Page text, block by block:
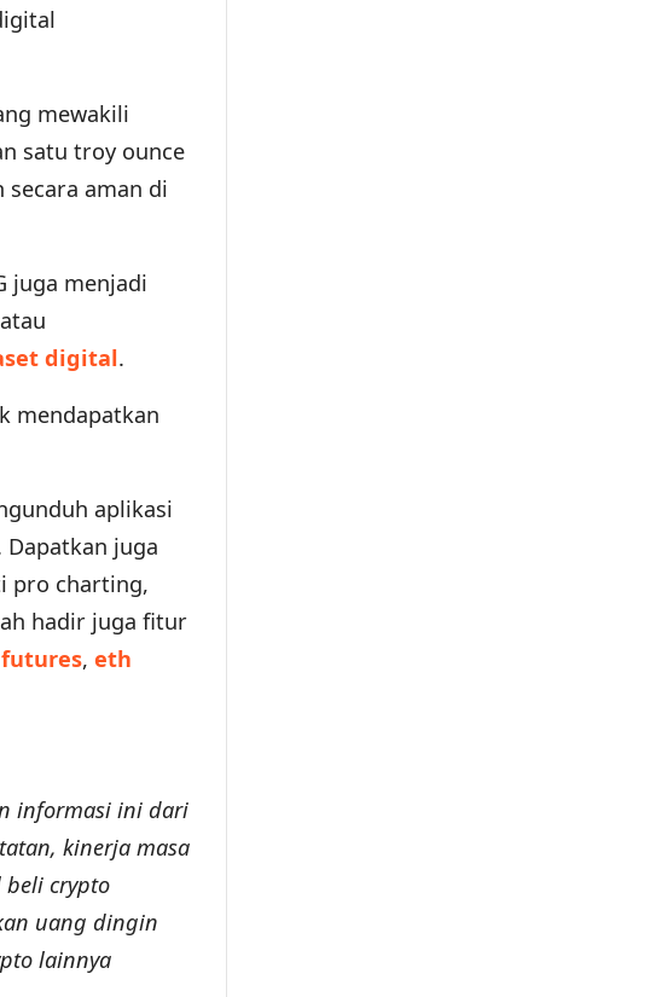
mewakili
satu troy ounce
secara aman di
juga menjadi
atau
digital.
mendapatkan
aplikasi
juga
pro charting,
hadir juga fitur
, eth
informasi ini dari
kinerja masa
beli crypto
uang dingin
lainnya